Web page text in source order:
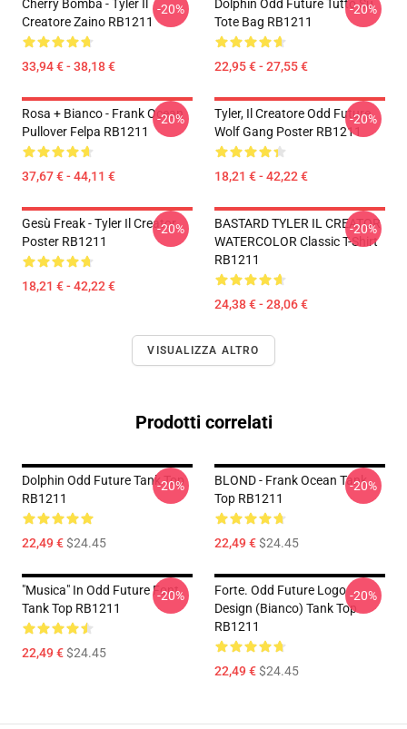
Cherry Bomba - Tyler Il
Creatore Zaino RB1211
33,94 € - 38,18 €
-20%
Dolphin Odd Future Tutto Su
Tote Bag RB1211
22,95 € - 27,55 €
-20%
Rosa + Bianco - Frank Ocean
Pullover Felpa RB1211
37,67 € - 44,11 €
-20%
Tyler, Il Creatore Odd Future
Wolf Gang Poster RB1211
18,21 € - 42,22 €
-20%
Gesù Freak - Tyler Il Creator
Poster RB1211
18,21 € - 42,22 €
-20%
BASTARD TYLER IL CREATOR
WATERCOLOR Classic T-Shirt
RB1211
24,38 € - 28,06 €
-20%
VISUALIZZA ALTRO
Prodotti correlati
Dolphin Odd Future Tank Top
RB1211
22,49 €$24.45
-20%
BLOND - Frank Ocean Tank
Top RB1211
22,49 €$24.45
-20%
"Musica" In Odd Future Font
Tank Top RB1211
22,49 €$24.45
-20%
Forte. Odd Future Logo
Design (bianco) Tank Top
RB1211
22,49 €$24.45
-20%